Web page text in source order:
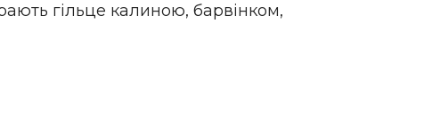
гільце калиною, барвінком,